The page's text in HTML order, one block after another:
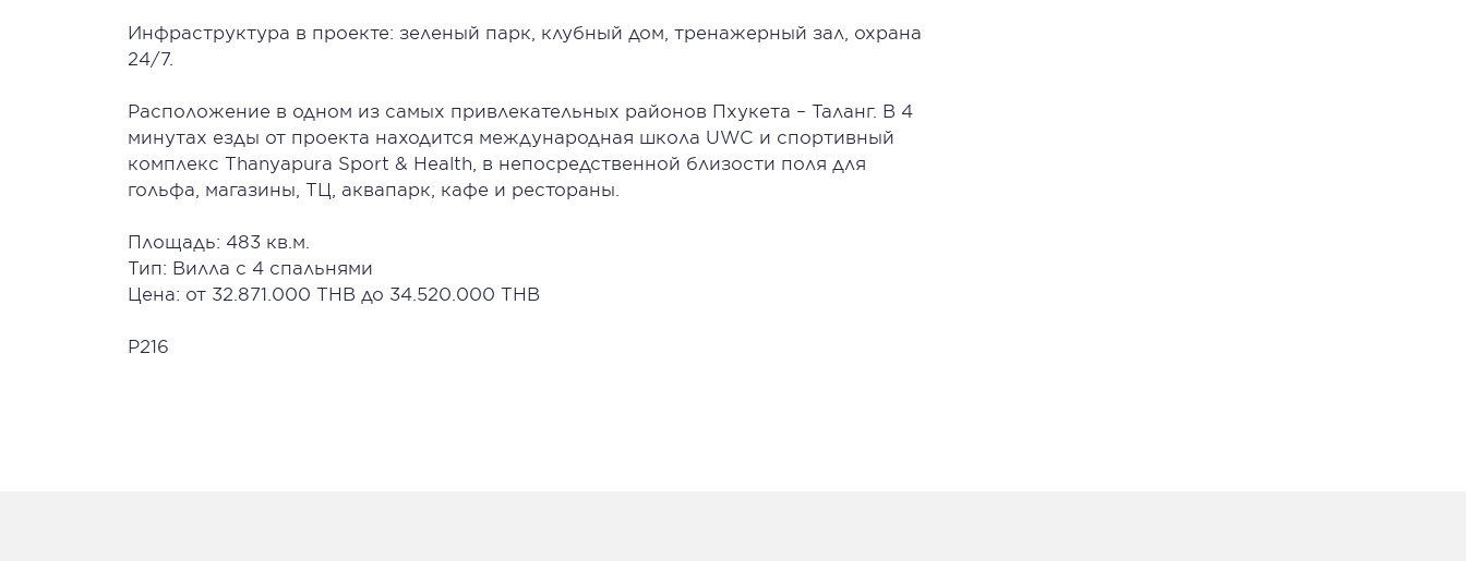
Инфраструктура в проекте: зеленый парк, клубный дом, тренажерный зал, охрана
24/7.
Расположение в одном из самых привлекательных районов Пхукета – Таланг. В 4
минутах езды от проекта находится международная школа UWC и спортивный
комплекс Thanyapura Sport & Health, в непосредственной близости поля для
гольфа, магазины, ТЦ, аквапарк, кафе и рестораны.
Площадь: 483 кв.м.
Тип: Вилла с 4 спальнями
Цена: от 32.871.000 THB до 34.520.000 THB
P216